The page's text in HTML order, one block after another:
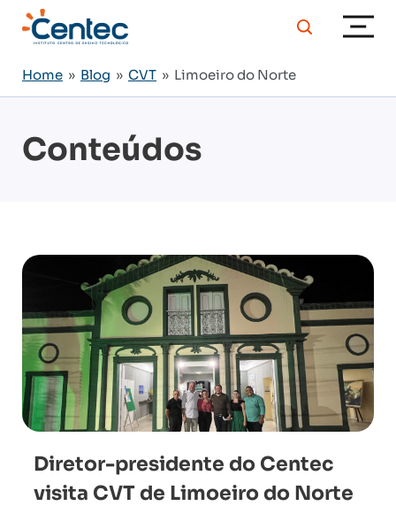
Home » Blog » CVT » Limoeiro do Norte
Conteúdos
Diretor-presidente do Centec
visita CVT de Limoeiro do Norte